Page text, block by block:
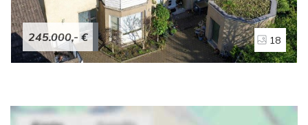
Haltung.Ein Ort für Gespräche.Ein Ort für Kinderlachen
und ruhige Morgen.Ein Ort, der nicht laut sein muss, um
Eindruck zu hinterlassen.
245.000,- € 18